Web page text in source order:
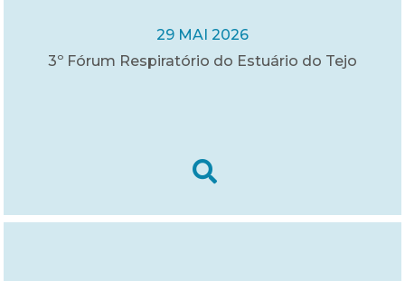
29 MAI 2026
3º Fórum Respiratório do Estuário do Tejo